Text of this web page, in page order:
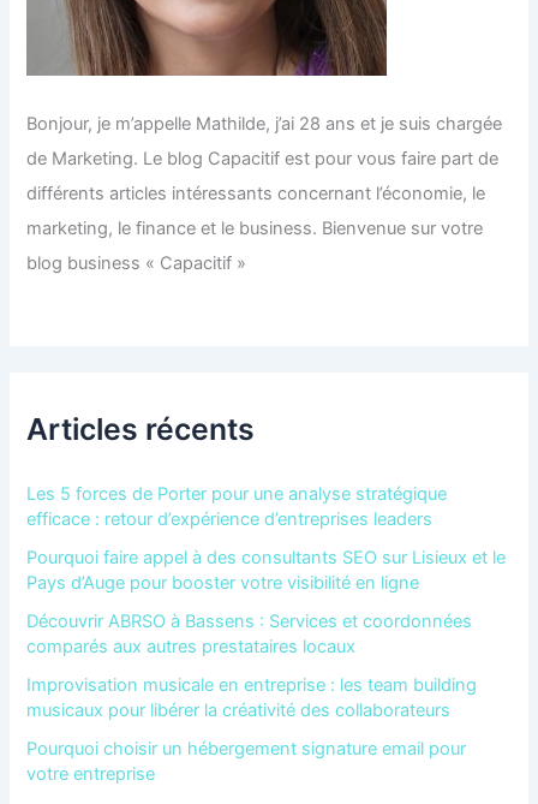
Bonjour, je m’appelle Mathilde, j’ai 28 ans et je suis chargée
de Marketing. Le blog Capacitif est pour vous faire part de
différents articles intéressants concernant l’économie, le
marketing, le finance et le business. Bienvenue sur votre
blog business « Capacitif »
Articles récents
Les 5 forces de Porter pour une analyse stratégique
efficace : retour d’expérience d’entreprises leaders
Pourquoi faire appel à des consultants SEO sur Lisieux et le
Pays d’Auge pour booster votre visibilité en ligne
Découvrir ABRSO à Bassens : Services et coordonnées
comparés aux autres prestataires locaux
Improvisation musicale en entreprise : les team building
musicaux pour libérer la créativité des collaborateurs
Pourquoi choisir un hébergement signature email pour
votre entreprise